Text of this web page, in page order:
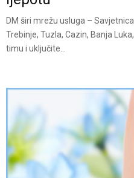
DM širi mrežu usluga –
Trebinje, Tuzla, Cazin, Banja
timu i uključite...